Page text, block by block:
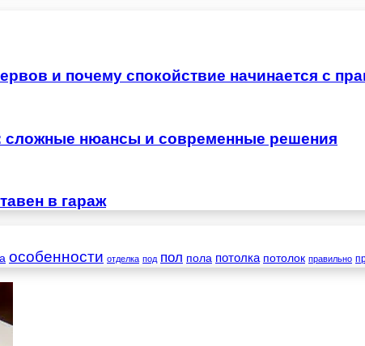
и почему спокойствие начинается с
сложные нюансы и современные решения
в гараж
особенности отделка под пол пола потолка потолок правильно